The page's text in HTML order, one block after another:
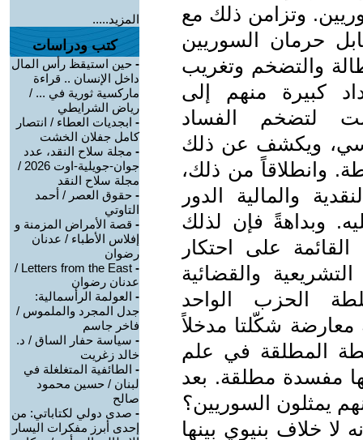
وتزامن ذلك مع
حرمان السوريين
والتضخم وتغريب
كبيرة منهم إلى
لتضخم الفساد
ويكشف عن ذلك
وانطلاقاً من ذلك،
والمالية الدور
وبداهةً فإن لذلك
على احتكار
والقضائية
الحزب الواحد
شكّلتا مدخلاً
المطلقة في علم
مفسدة مطلقة. بعد
يمثلون السوريين؟
خلاف بنيوي بينها
المزيد.....
كتب ودراسات
- حين استيقظ رأس المال
داخل الإنسان .. قراءة
ماركسية ثورية في ... /
رياض الشرايطي
- ابجديات العطاء / انتصار
كامل جفلان الخشت
- مجلة سلاح النقد، عدد
جوان-جويلية-اوت 2026 /
مجلة سلاح النقد
- حقوق العصر / أحمد
التاوتي
- قصة الأمراض المزمنة و
إفلاس الأطباء / عدنان
رضوان
-
Letters from the East /
عدنان رضوان
- العولمة الرأسمالية:
جدل المجرد والملموس /
فاخر جاسم
- سياسة حفار الساق / د.
خالد زغريت
- الطائفية المتغلغلة في
لبنان / حسين محمود
صالح
- صدى دولي لكتاباتي: من
إحدى أبرز مفكرات اليسار